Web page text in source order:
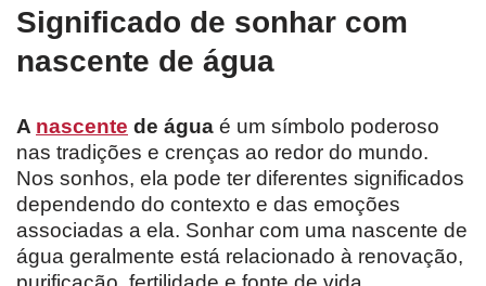
Significado de sonhar com
nascente de água
A nascente de água é um símbolo poderoso
nas tradições e crenças ao redor do mundo.
Nos sonhos, ela pode ter diferentes significados
dependendo do contexto e das emoções
associadas a ela. Sonhar com uma nascente de
água geralmente está relacionado à renovação,